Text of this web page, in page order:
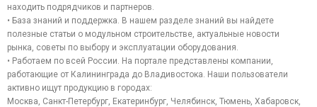
находить подрядчиков и партнеров.
• База знаний и поддержка. В нашем разделе знаний вы найдете
полезные статьи о модульном строительстве, актуальные новости
рынка, советы по выбору и эксплуатации оборудования.
• Работаем по всей России. На портале представлены компании,
работающие от Калининграда до Владивостока. Наши пользователи
активно ищут продукцию в городах:
Москва, Санкт-Петербург, Екатеринбург, Челябинск, Тюмень, Хабаровск,